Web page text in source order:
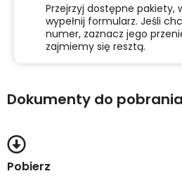
Przejrzyj dostępne pakiety,
wypełnij formularz. Jeśli
numer, zaznacz jego
zajmiemy się resztą.
Dokumenty do pobrania
Pobierz